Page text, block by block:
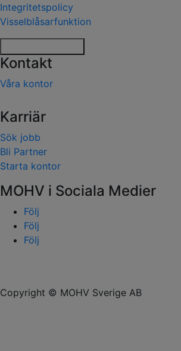
Integritetspolicy
Visselblåsarfunktion
Kontakt
Våra kontor
Karriär
Sök jobb
Bli Partner
Starta kontor
MOHV i Sociala Medier
Följ
Följ
Följ
Copyright © MOHV Sverige AB